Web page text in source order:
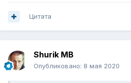
Цитата
Shurik MB
Опубликовано: 8 мая 2020